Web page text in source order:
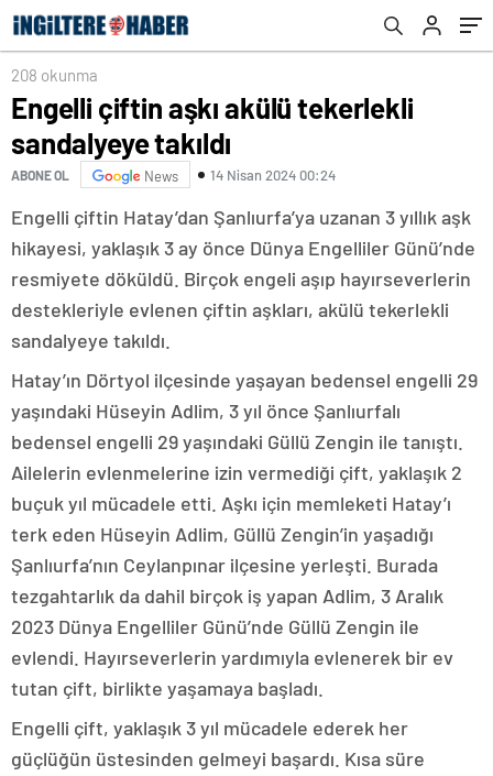
208 okunma
Engelli çiftin aşkı akülü tekerlekli
sandalyeye takıldı
ABONE OL News 14 Nisan 2024 00:24
Engelli çiftin Hatay’dan Şanlıurfa’ya uzanan 3 yıllık aşk
hikayesi, yaklaşık 3 ay önce Dünya Engelliler Günü’nde
resmiyete döküldü. Birçok engeli aşıp hayırseverlerin
destekleriyle evlenen çiftin aşkları, akülü tekerlekli
sandalyeye takıldı.
Hatay’ın Dörtyol ilçesinde yaşayan bedensel engelli 29
yaşındaki Hüseyin Adlim, 3 yıl önce Şanlıurfalı
bedensel engelli 29 yaşındaki Güllü Zengin ile tanıştı.
Ailelerin evlenmelerine izin vermediği çift, yaklaşık 2
buçuk yıl mücadele etti. Aşkı için memleketi Hatay’ı
terk eden Hüseyin Adlim, Güllü Zengin’in yaşadığı
Şanlıurfa’nın Ceylanpınar ilçesine yerleşti. Burada
tezgahtarlık da dahil birçok iş yapan Adlim, 3 Aralık
2023 Dünya Engelliler Günü’nde Güllü Zengin ile
evlendi. Hayırseverlerin yardımıyla evlenerek bir ev
tutan çift, birlikte yaşamaya başladı.
Engelli çift, yaklaşık 3 yıl mücadele ederek her
güçlüğün üstesinden gelmeyi başardı. Kısa süre